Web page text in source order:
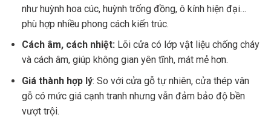
như huỳnh hoa cúc, huỳnh trống đồng, ô kính hiện đại…
phù hợp nhiều phong cách kiến trúc.
Cách âm, cách nhiệt: Lõi cửa có lớp vật liệu chống cháy
và cách âm, giúp không gian yên tĩnh, mát mẻ hơn.
Giá thành hợp lý: So với cửa gỗ tự nhiên, cửa thép vân
gỗ có mức giá cạnh tranh nhưng vẫn đảm bảo độ bền
vượt trội.